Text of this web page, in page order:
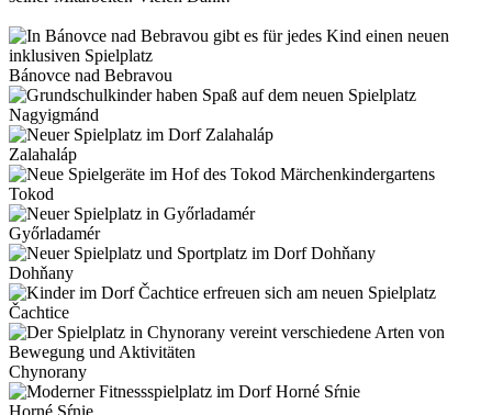
Bánovce nad Bebravou
Nagyigmánd
Zalahaláp
Tokod
Győrladamér
Dohňany
Čachtice
Chynorany
Horné Sŕnie